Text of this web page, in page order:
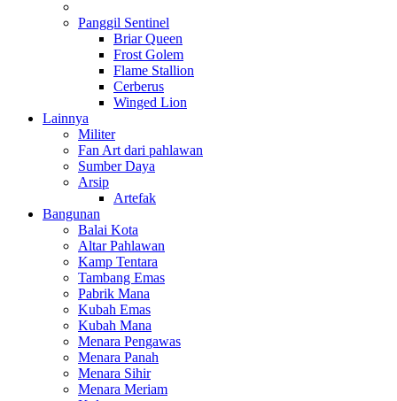
Panggil Sentinel
Briar Queen
Frost Golem
Flame Stallion
Cerberus
Winged Lion
Lainnya
Militer
Fan Art dari pahlawan
Sumber Daya
Arsip
Artefak
Bangunan
Balai Kota
Altar Pahlawan
Kamp Tentara
Tambang Emas
Pabrik Mana
Kubah Emas
Kubah Mana
Menara Pengawas
Menara Panah
Menara Sihir
Menara Meriam